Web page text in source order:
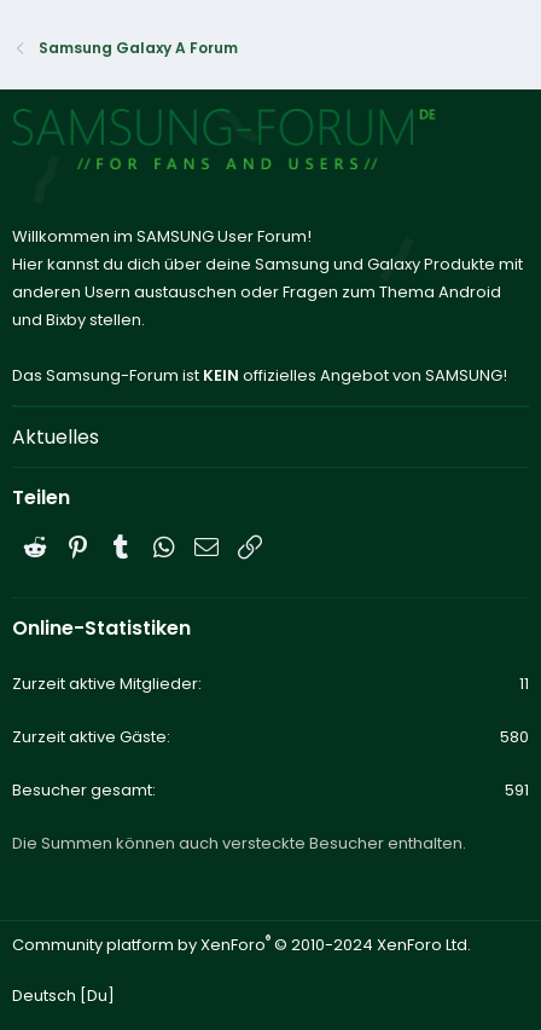
Samsung Galaxy A Forum
Willkommen im SAMSUNG User Forum!
Hier kannst du dich über deine Samsung und Galaxy Produkte mit
anderen Usern austauschen oder Fragen zum Thema Android
und Bixby stellen.
Das Samsung-Forum ist KEIN offizielles Angebot von SAMSUNG!
Aktuelles
Teilen
Reddit PinterestTumblrWhatsApp
E-Mail
Online-Statistiken
Zurzeit aktive Mitglieder 11
Zurzeit aktive Gäste 580
Besucher gesamt 591
Die Summen können auch versteckte Besucher enthalten.
Community platform by XenForo® © 2010-2024 XenForo Ltd.
Deutsch [Du]